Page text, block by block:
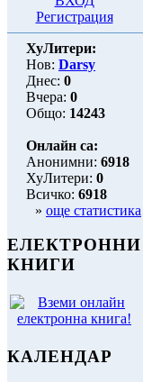
Регистрация
ХуЛитери:
Нов: Darsy
Днес: 0
Вчера: 0
Общо: 14243
Онлайн са:
Анонимни: 6918
ХуЛитери: 0
Всичко: 6918
» още статистика
ЕЛЕКТРОННИ
КНИГИ
КАЛЕНДАР